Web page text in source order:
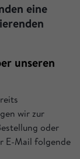
eine
unseren
wir zur
oder
E-Mail folgende